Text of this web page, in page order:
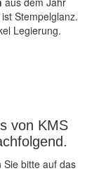
Stempelglanz.
Legierung.
von KMS
bitte auf das